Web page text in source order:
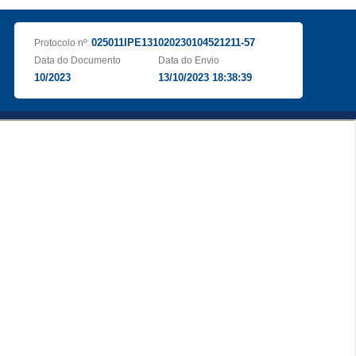
Protocolo nº: 025011IPE131020230104521211-57
Data do Documento
10/2023
Data do Envio
13/10/2023 18:38:39